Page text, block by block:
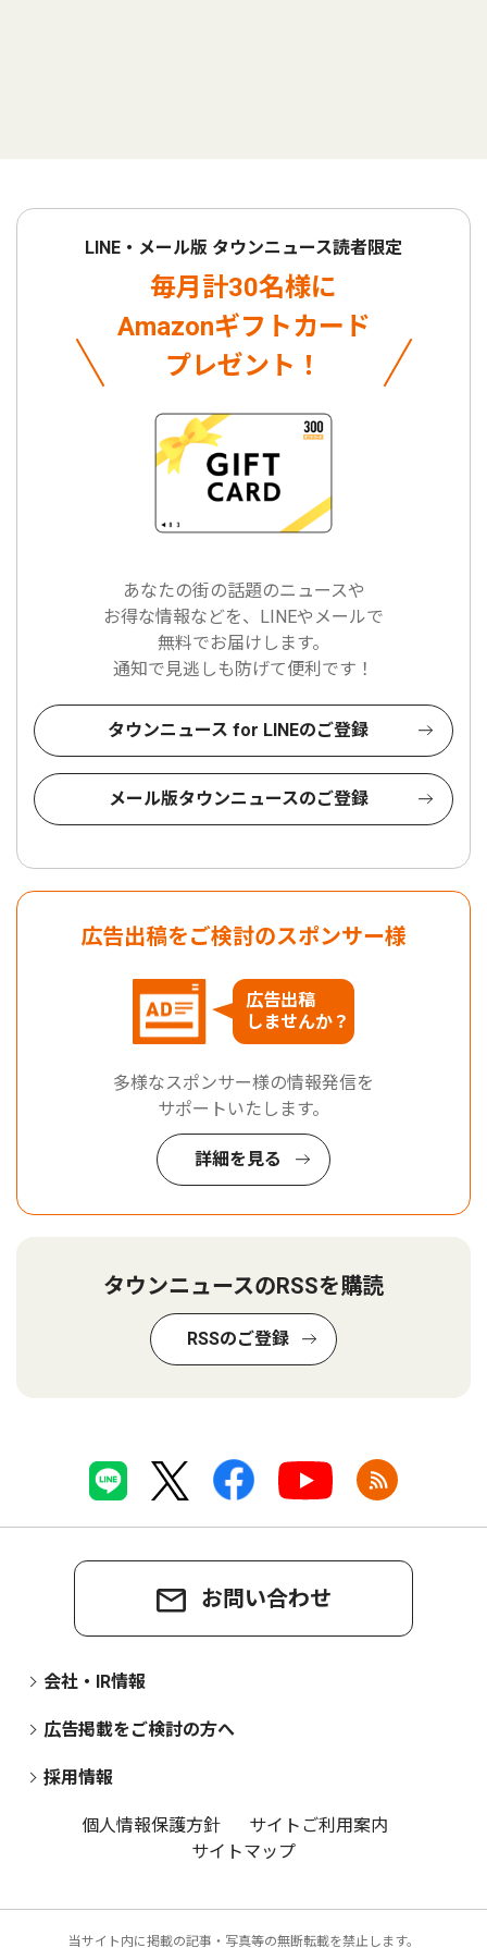
LINE・メール版 タウンニュース読者限定
毎月計30名様に
Amazonギフトカード
プレゼント！
あなたの街の話題のニュースや
お得な情報などを、LINEやメールで
無料でお届けします。
通知で見逃しも防げて便利です！
タウンニュース for LINEのご登録
メール版タウンニュースのご登録
広告出稿をご検討のスポンサー様
広告出稿
しませんか？
多様なスポンサー様の情報発信を
サポートいたします。
詳細を見る
タウンニュースのRSSを購読
RSSのご登録
お問い合わせ
会社・IR情報
広告掲載をご検討の方へ
採用情報
個人情報保護方針
サイトご利用案内
サイトマップ
当サイト内に掲載の記事・写真等の無断転載を禁止します。